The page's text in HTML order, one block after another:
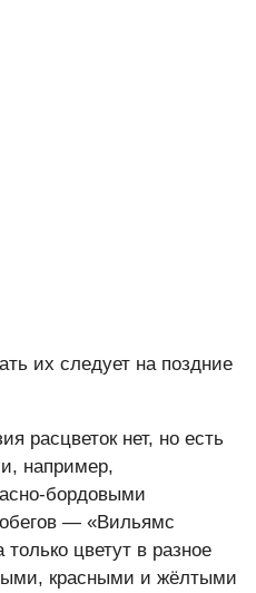
их следует на поздние
расцветок нет, но есть
например,
бордовыми
— «Вильямс
цветут в разное
красными и жёлтыми